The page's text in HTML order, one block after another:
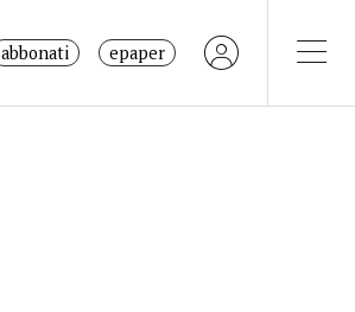
abbonati epaper